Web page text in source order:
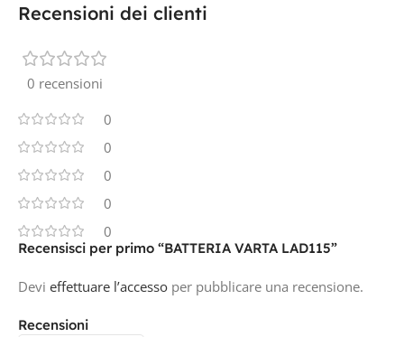
Recensioni dei clienti
0 recensioni
0
0
0
0
0
Recensioni
Recensisci per primo “BATTERIA VARTA LAD115”
Devi effettuare l’accesso per pubblicare una recensione.